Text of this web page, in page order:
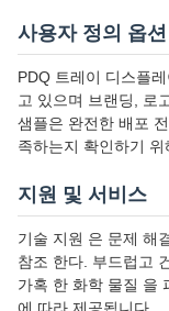
사용자 정의 옵션
PDQ 트레이 디스플
고 있으며 브랜딩, 로
샘플은 완전한 배포
족하는지 확인하기 위
지원 및 서비스
기술 지원 은 문제 해
참조 한다. 부드럽고
가혹 한 화학 물질 을